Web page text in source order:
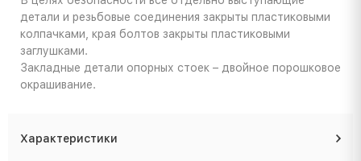
детали и резьбовые соединения закрыты пластиковыми
колпачками, края болтов закрыты пластиковыми
заглушками.
Закладные детали опорных стоек – двойное порошковое
окрашивание.
Характеристики